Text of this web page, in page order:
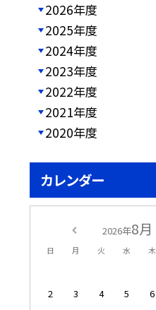
2026年度
2025年度
2024年度
2023年度
2022年度
2021年度
2020年度
カレンダー
2026年8月
日 月 火 水 木
2
3 4 5 6